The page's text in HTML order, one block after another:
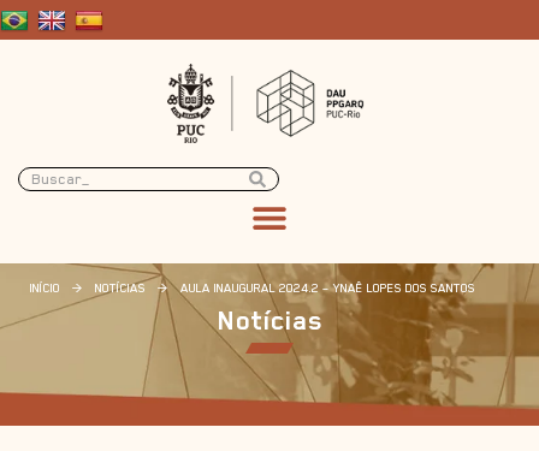
INÍCIO > NOTÍCIAS > AULA INAUGURAL 2024.2 – YNAÊ LOPES DOS SANTOS
Notícias